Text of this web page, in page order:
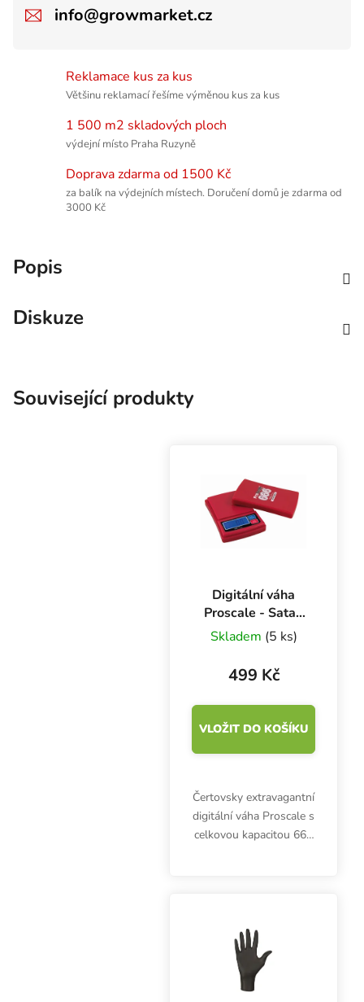
info@growmarket.cz
Reklamace kus za kus
Většinu reklamací řešíme výměnou kus za kus
1 500 m2 skladových ploch
výdejní místo Praha Ruzyně
Doprava zdarma od 1500 Kč
za balík na výdejních místech. Doručení domů je zdarma od
3000 Kč
Popis
Diskuze
Související produkty
Digitální váha
Proscale - Satan
Scale 666 g x 0.1
Skladem (5 ks)
499 Kč
VLOŽIT DO KOŠÍKU
Čertovsky extravagantní
digitální váha Proscale s
celkovou kapacitou 666
váha má přehledný,...